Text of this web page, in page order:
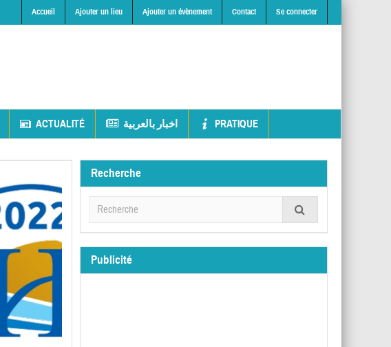
Accueil Ajouter un lieu Ajouter un évènement Contact Se connecter
ACTUALITÉ اخبار بالعربية PRATIQUE
Recherche
Publicité